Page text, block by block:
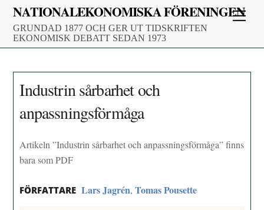
Skip
content
NATIONALEKONOMISKA FÖRENINGEN
GRUNDAD 1877 OCH GER UT TIDSKRIFTEN
EKONOMISK DEBATT SEDAN 1973
Industrin sårbarhet och
anpassningsförmåga
Artikeln ”Industrin sårbarhet och anpassningsförmåga” finns
bara som PDF
FÖRFATTARE Lars Jagrén,Tomas Pousette